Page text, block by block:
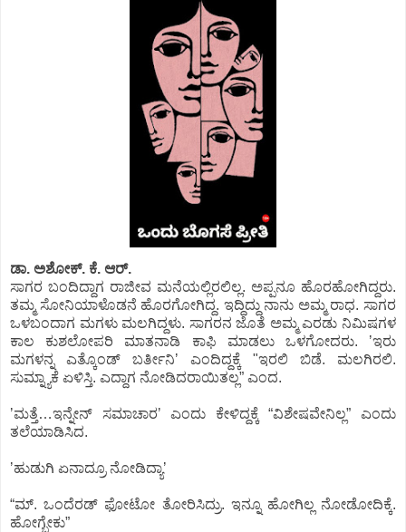
ಡಾ. ಅಶೋಕ್.‌ ಕೆ. ಆರ್.‌
ಸಾಗರ ಬಂದಿದ್ದಾಗ ರಾಜೀವ ಮನೆಯಲ್ಲಿರಲಿಲ್ಲ. ಅಪ್ಪನೂ ಹೊರಹೋಗಿದ್ದರು.
ತಮ್ಮ ಸೋನಿಯಾಳೊಡನೆ ಹೊರಗೋಗಿದ್ದ. ಇದ್ದಿದ್ದು ನಾನು ಅಮ್ಮ ರಾಧ. ಸಾಗರ
ಒಳಬಂದಾಗ ಮಗಳು ಮಲಗಿದ್ದಳು. ಸಾಗರನ ಜೊತೆ ಅಮ್ಮ ಎರಡು ನಿಮಿಷಗಳ
ಕಾಲ ಕುಶಲೋಪರಿ ಮಾತನಾಡಿ ಕಾಫಿ ಮಾಡಲು ಒಳಗೋದರು. ʼಇರು
ಮಗಳನ್ನ ಎತ್ಕೊಂಡ್‌ ಬರ್ತೀನಿʼ ಎಂದಿದ್ದಕ್ಕೆ "ಇರಲಿ ಬಿಡೆ. ಮಲಗಿರಲಿ.
ಸುಮ್ನ್ಯಾಕೆ ಏಳಿಸ್ತಿ. ಎದ್ದಾಗ ನೋಡಿದರಾಯಿತಲ್ಲ” ಎಂದ.
ʼಮತ್ತೆ…ಇನ್ನೇನ್‌ ಸಮಾಚಾರʼ ಎಂದು ಕೇಳಿದ್ದಕ್ಕೆ “ವಿಶೇಷವೇನಿಲ್ಲ” ಎಂದು
ತಲೆಯಾಡಿಸಿದ.
ʼಹುಡುಗಿ ಏನಾದ್ರೂ ನೋಡಿದ್ಯಾʼ
“ಮ್.‌ ಒಂದೆರಡ್‌ ಫೋಟೋ ತೋರಿಸಿದ್ರು. ಇನ್ನೂ ಹೋಗಿಲ್ಲ ನೋಡೋದಿಕ್ಕೆ.
ಹೋಗ್ಬೇಕು”